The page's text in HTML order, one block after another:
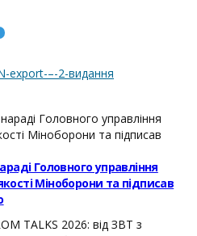
export-–-2-видання
Головного управління
Міноборони та підписав